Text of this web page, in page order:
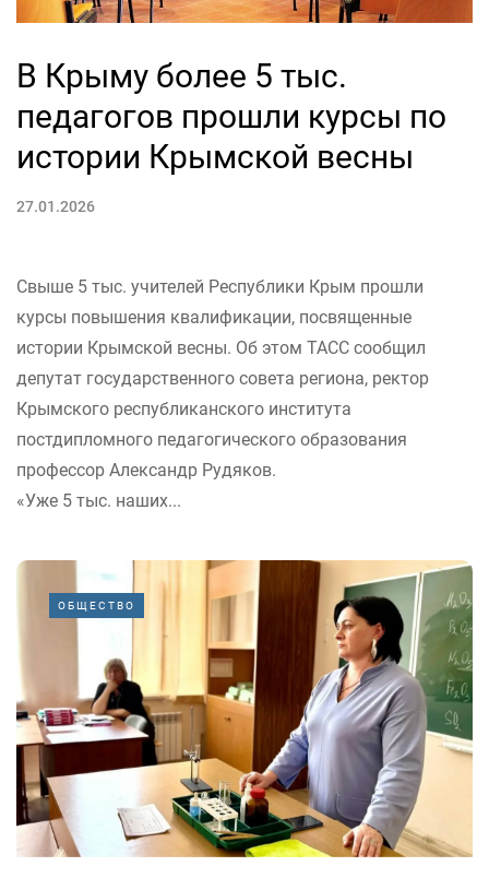
В Крыму более 5 тыс.
педагогов прошли курсы по
истории Крымской весны
27.01.2026
Свыше 5 тыс. учителей Республики Крым прошли
курсы повышения квалификации, посвященные
истории Крымской весны. Об этом ТАСС сообщил
депутат государственного совета региона, ректор
Крымского республиканского института
постдипломного педагогического образования
профессор Александр Рудяков.
«Уже 5 тыс. наших...
ОБЩЕСТВО